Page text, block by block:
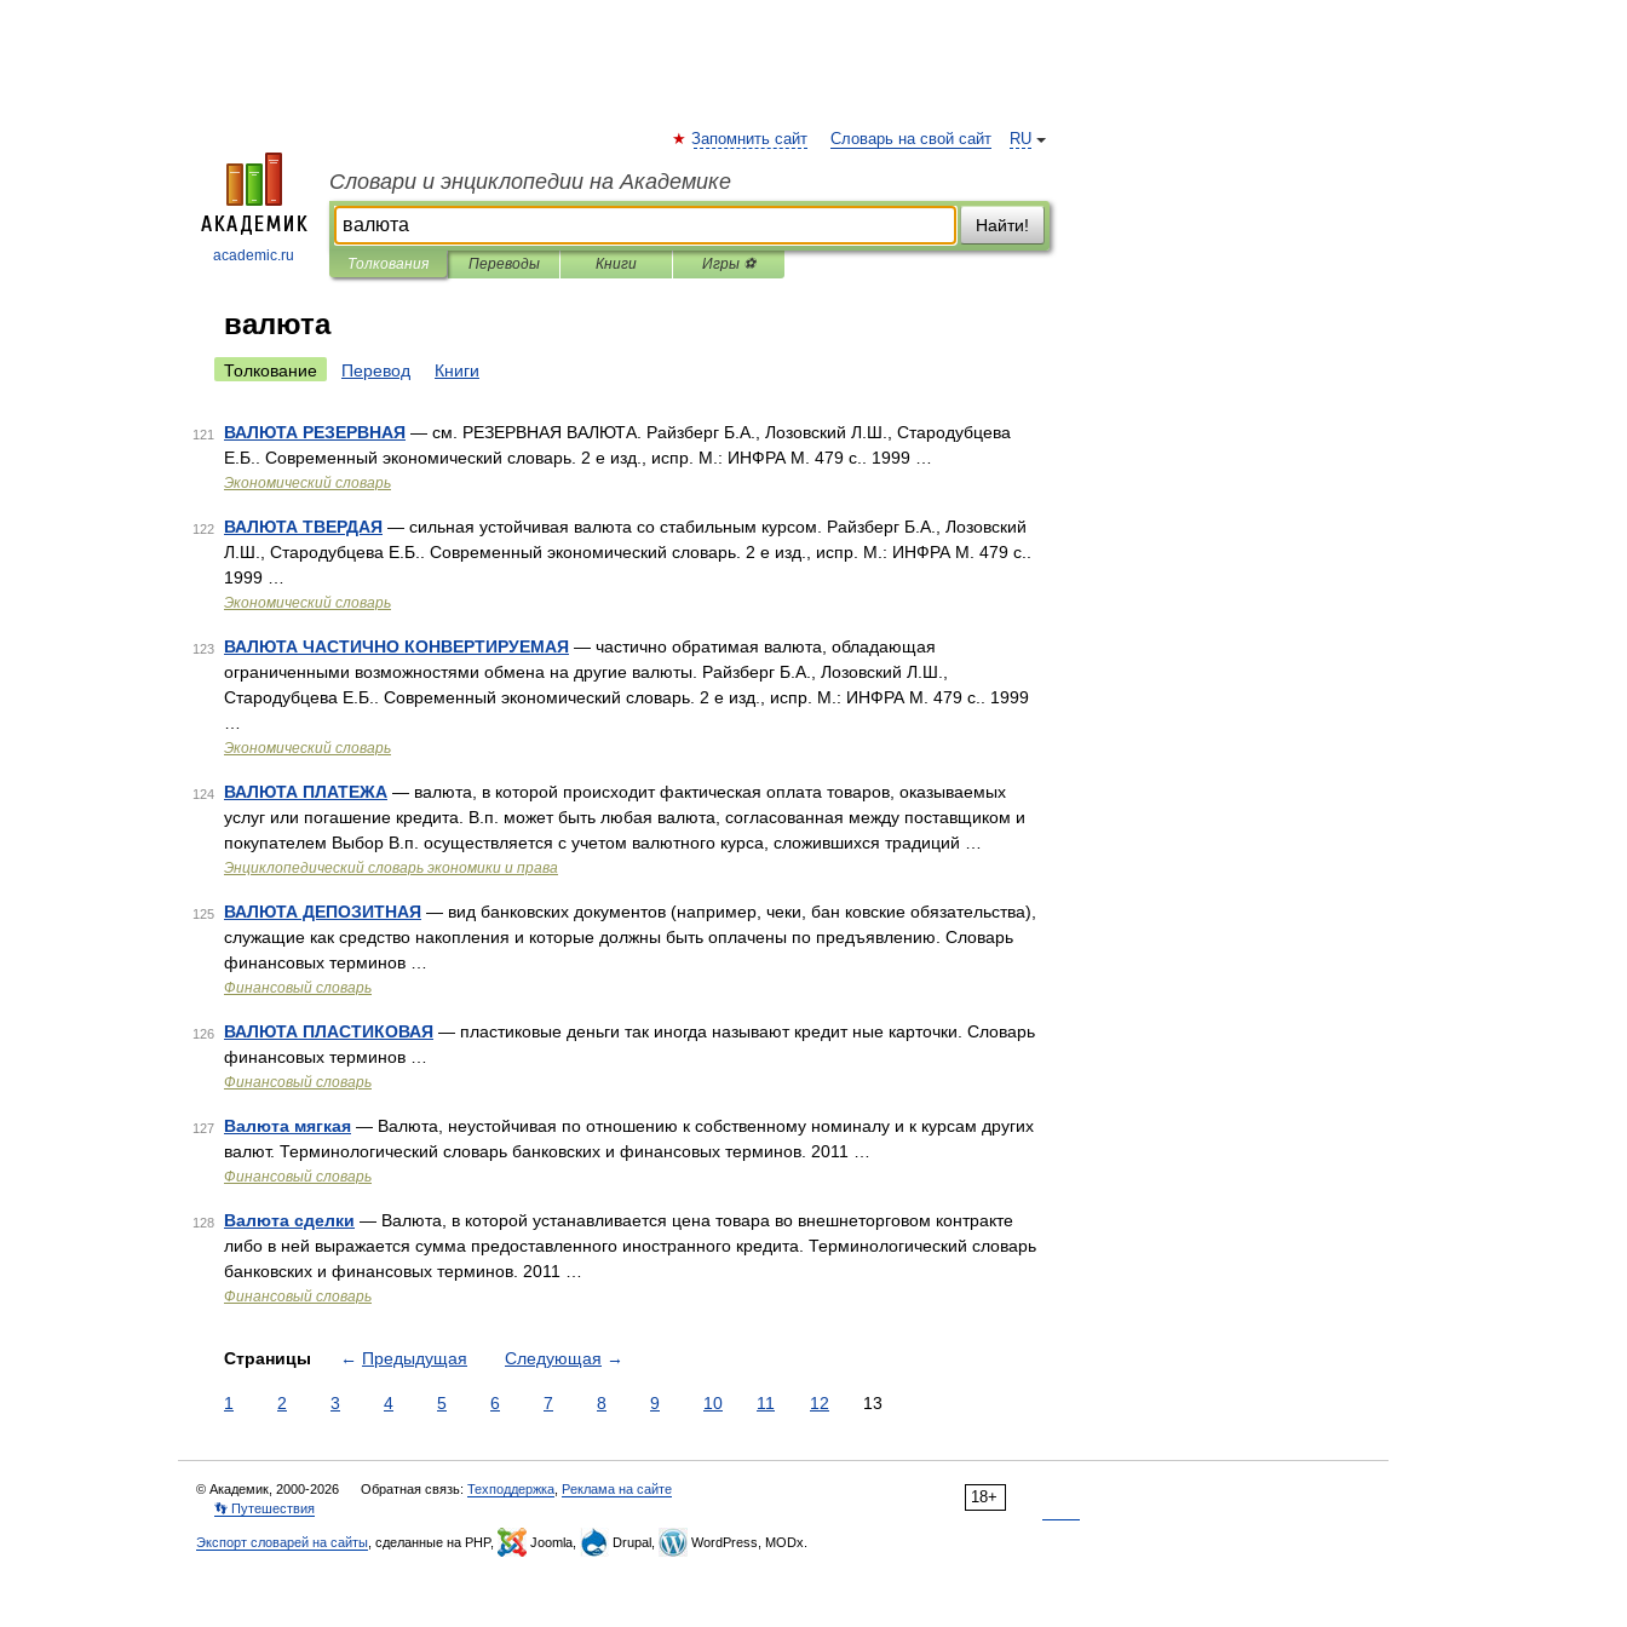
academic.ru
RU
Запомнить сайт Словарь на свой сайт
Словари и энциклопедии на Академике
Найти!
Толкования Переводы Книги Игры ⚽
валюта
Толкование Перевод Книги
121 ВАЛЮТА РЕЗЕРВНАЯ — см. РЕЗЕРВНАЯ ВАЛЮТА. Райзберг Б.А., Лозовский Л.Ш., Стародубцева
Е.Б.. Современный экономический словарь. 2 е изд., испр. М.: ИНФРА М. 479 с.. 1999 …
Экономический словарь
122 ВАЛЮТА ТВЕРДАЯ — сильная устойчивая валюта со стабильным курсом. Райзберг Б.А., Лозовский
Л.Ш., Стародубцева Е.Б.. Современный экономический словарь. 2 е изд., испр. М.: ИНФРА М. 479 с..
1999 …
Экономический словарь
123 ВАЛЮТА ЧАСТИЧНО КОНВЕРТИРУЕМАЯ — частично обратимая валюта, обладающая
ограниченными возможностями обмена на другие валюты. Райзберг Б.А., Лозовский Л.Ш.,
Стародубцева Е.Б.. Современный экономический словарь. 2 е изд., испр. М.: ИНФРА М. 479 с.. 1999
Экономический словарь
124 ВАЛЮТА ПЛАТЕЖА — валюта, в которой происходит фактическая оплата товаров, оказываемых
услуг или погашение кредита. В.п. может быть любая валюта, согласованная между поставщиком и
покупателем Выбор В.п. осуществляется с учетом валютного курса, сложившихся традиций …
Энциклопедический словарь экономики и права
125 ВАЛЮТА ДЕПОЗИТНАЯ — вид банковских документов (например, чеки, бан ковские обязательства),
служащие как средство накопления и которые должны быть оплачены по предъявлению. Словарь
финансовых терминов …
Финансовый словарь
126 ВАЛЮТА ПЛАСТИКОВАЯ — пластиковые деньги так иногда называют кредит ные карточки. Словарь
финансовых терминов …
Финансовый словарь
127 Валюта мягкая — Валюта, неустойчивая по отношению к собственному номиналу и к курсам других
валют. Терминологический словарь банковских и финансовых терминов. 2011 …
Финансовый словарь
128 Валюта сделки — Валюта, в которой устанавливается цена товара во внешнеторговом контракте
либо в ней выражается сумма предоставленного иностранного кредита. Терминологический словарь
банковских и финансовых терминов. 2011 …
Финансовый словарь
Страницы ← Предыдущая Следующая →
1 2 3 4 5 6 7 8 9 10 11 12 13
18+
© Академик, 2000-2026 Обратная связь: Техподдержка Реклама на сайте
👣 Путешествия
Экспорт словарей на сайты , сделанные на PHP, Joomla, Drupal, WordPress, MODx.